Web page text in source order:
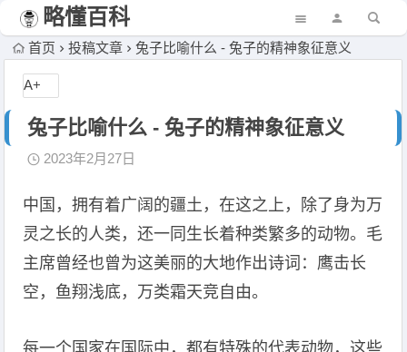
略懂百科
首页 投稿文章 兔子比喻什么 - 兔子的精神象征意义
兔子比喻什么 - 兔子的精神象征意义
2023年2月27日
中国，拥有着广阔的疆土，在这之上，除了身为万
灵之长的人类，还一同生长着种类繁多的动物。毛
主席曾经也曾为这美丽的大地作出诗词：鹰击长
空，鱼翔浅底，万类霜天竞自由。
每一个国家在国际中，都有特殊的代表动物，这些
A+